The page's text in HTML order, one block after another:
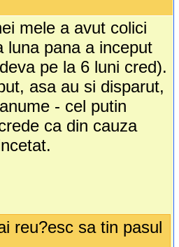
mele a avut colici
luna pana a inceput
pe la 6 luni cred).
asa au si disparut,
- cel putin
ca din cauza
reu?esc sa tin pasul